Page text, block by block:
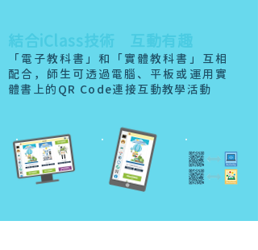
​結合iClass技術 互動有趣
「電子教科書」和「實體教科書」互相
配合，師生可透過電腦、平板或運用實
體書上的QR Code連接互動教學活動